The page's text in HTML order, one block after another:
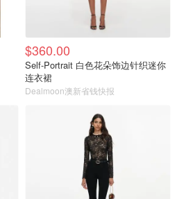
$360.00
Self-Portrait 白色花朵饰边针织迷你
连衣裙
Dealmoon澳新省钱快报